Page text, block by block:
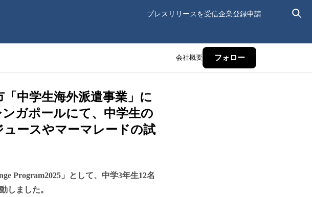
プレスリリースを受信企業登録申請
会社概要 フォロー
中学生海外派遣事業」に
ガポールにて、中学生の
ースやマーマレードの試
Program2025」として、中学3年生12名
しました。